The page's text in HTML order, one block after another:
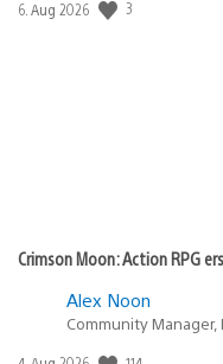
Veröffentlichungsdatum:
6. Aug 2026 3
Crimson Moon: Action RPG
Alex Noon
Community